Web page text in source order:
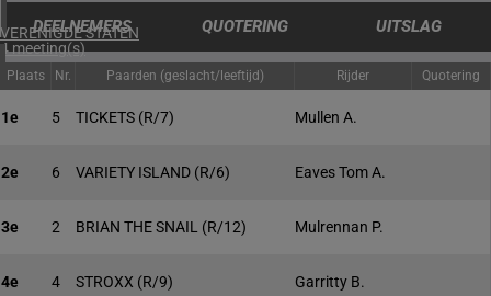
VERENIGDE STATEN
4 meeting(s)
DEELNEMERS QUOTERING UITSLAG
Plaats Nr. Paarden (geslacht/leeftijd) Rijder Quotering
1e 5 TICKETS (R/7) Mullen A.
2e 6 VARIETY ISLAND (R/6) Eaves Tom A.
3e 2 BRIAN THE SNAIL (R/12) Mulrennan P.
4e 4 STROXX (R/9) Garritty B.